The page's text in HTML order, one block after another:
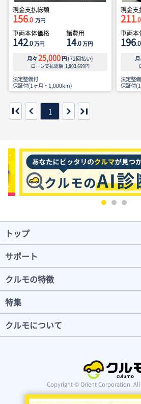
現金支払総額
156.0 万円
車両本体価格
142.0万円
諸費用
14.0万円
月々 25,000 円 (72回払い)
ローン支払総額 1,803,699円
法定整備付
保証付(1ヶ月・1,000km)
現金支
211.0
車両本
196.0
月
法定整
保証付
1
トップ
サポート
クルモの特徴
特集
クルモについて
Copyright © Orient Corporation. All